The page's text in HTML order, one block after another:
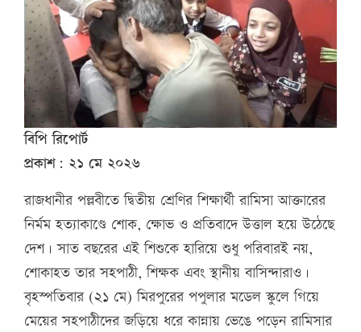
বিপি রিপোর্ট
প্রকাশ: ২১ মে ২০২৬
রাজধানীর পল্লবীতে দ্বিতীয় শ্রেণির শিক্ষার্থী রামিসা আক্তারের
নির্মম হত্যাকাণ্ডে শোক, ক্ষোভ ও প্রতিবাদে উত্তাল হয়ে উঠেছে
দেশ। সাত বছরের এই শিশুকে হারিয়ে শুধু পরিবারই নয়,
শোকাহত তার সহপাঠী, শিক্ষক এবং স্থানীয় বাসিন্দারাও।
বৃহস্পতিবার (২১ মে) মিরপুরের পপুলার মডেল স্কুলে গিয়ে
মেয়ের সহপাঠীদের জড়িয়ে ধরে কান্নায় ভেঙে পড়েন রামিসার